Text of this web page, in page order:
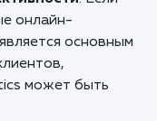
: Владельцы
контент-
могут